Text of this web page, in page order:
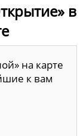
в
на карте
к вам